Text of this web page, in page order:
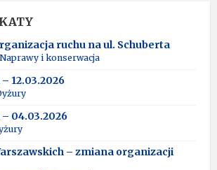
ruchu na ul. Schuberta
Naprawy i konserwacja
12.03.2026
04.03.2026
– zmiana organizacji